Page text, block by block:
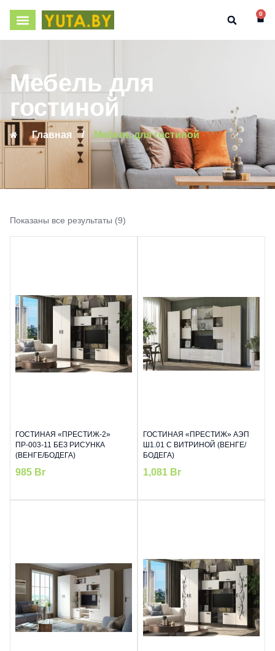
0
Мебель для
гостиной
Главная / Мебель для гостиной
Показаны все результаты (9)
ГОСТИНАЯ «ПРЕСТИЖ-2»
ПР-003-11 БЕЗ РИСУНКА
(ВЕНГЕ/БОДЕГА)
985 Br
ГОСТИНАЯ «ПРЕСТИЖ» АЭП
Ш1.01 С ВИТРИНОЙ (ВЕНГЕ/
БОДЕГА)
1,081 Br